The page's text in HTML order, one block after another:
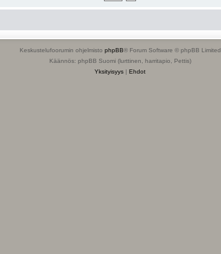
Keskustelufoorumin ohjelmisto phpBB® Forum Software © phpBB Limited
Käännös: phpBB Suomi (lurttinen, harritapio, Pettis)
Yksityisyys | Ehdot